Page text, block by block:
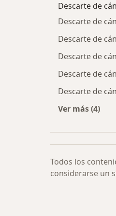
Descarte de
Descarte de
Descarte de
Descarte de
Descarte de
Descarte de
Ver más (4)
Todos los
considerarse un